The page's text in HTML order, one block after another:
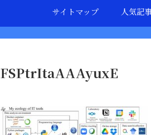
サイトマップ 人気記
FSPtrItaAAAyuxE